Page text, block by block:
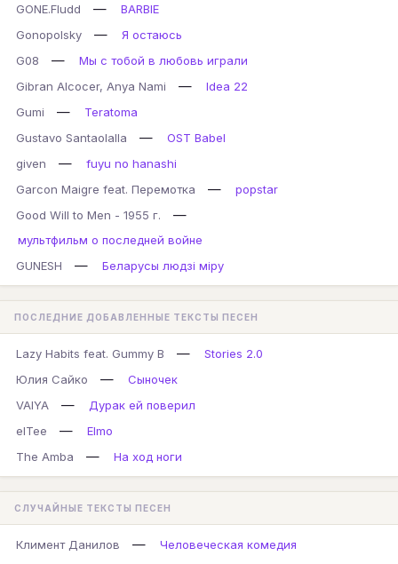
GONE.Fludd —
BARBIE
Gonopolsky
—
Я остаюсь
G08
—
Мы с тобой в любовь играли
Gibran Alcocer, Anya Nami
—
Idea 22
Gumi
—
Teratoma
Gustavo Santaolalla
—
OST Babel
given
—
fuyu no hanashi
Garcon Maigre feat. Перемотка
—
popstar
Good Will to Men - 1955 г.
—
мультфильм о последней войне
GUNESH
— Беларусы людзi мiру
ПОСЛЕДНИЕ ДОБАВЛЕННЫЕ ТЕКСТЫ ПЕСЕН
Lazy Habits feat. Gummy B —
Stories 2.0
Юлия Сайко
—
Сыночек
VAIYA
—
Дурак ей поверил
elTee
—
Elmo
The Amba
— На ход ноги
СЛУЧАЙНЫЕ ТЕКСТЫ ПЕСЕН
Климент Данилов —
Человеческая комедия